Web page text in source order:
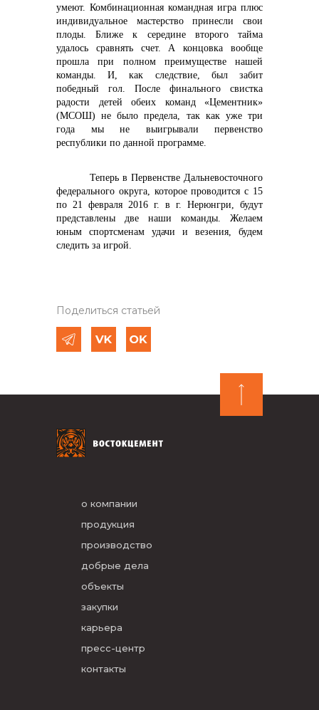
умеют. Комбинационная командная игра плюс
индивидуальное мастерство принесли свои
плоды. Ближе к середине второго тайма
удалось сравнять счет. А концовка вообще
прошла при полном преимуществе нашей
команды. И, как следствие, был забит
победный гол. После финального свистка
радости детей обеих команд «Цементник»
(МСОШ) не было предела, так как уже три
года мы не выигрывали первенство
республики по данной программе.
Теперь в Первенстве Дальневосточного
федерального округа, которое проводится с 15
по 21 февраля 2016 г. в г. Нерюнгри, будут
представлены две наши команды. Желаем
юным спортсменам удачи и везения, будем
следить за игрой.
Поделиться статьей
о компании
продукция
производство
добрые дела
объекты
закупки
карьера
пресс-центр
контакты